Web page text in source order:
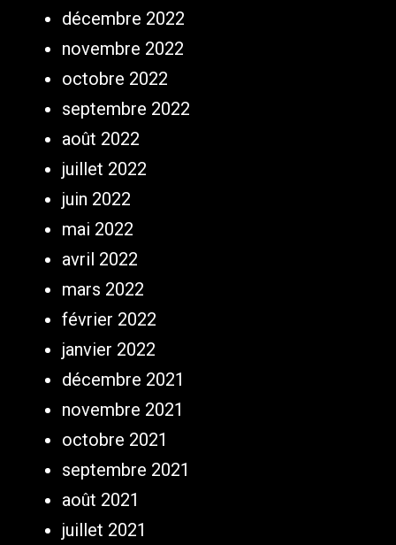
décembre 2022
novembre 2022
octobre 2022
septembre 2022
août 2022
juillet 2022
juin 2022
mai 2022
avril 2022
mars 2022
février 2022
janvier 2022
décembre 2021
novembre 2021
octobre 2021
septembre 2021
août 2021
juillet 2021